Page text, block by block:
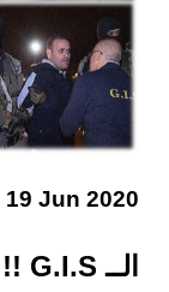
19 Jun 2020
الــ G.I.S !!